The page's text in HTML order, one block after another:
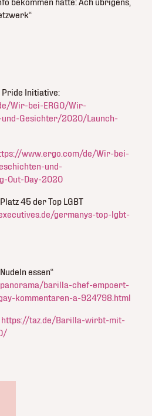
bekommen hätte: Ach übrigens,
Pride Initiative:
Wir-bei-ERGO/Wir-
Gesichter/2020/Launch-
www.ergo.com/de/Wir-bei-
und-
Out-Day-2020
45 der Top LGBT
germanys-top-lgbt-
essen“
barilla-chef-empoert-
kommentaren-a-924798.html
https://taz.de/Barilla-wirbt-mit-